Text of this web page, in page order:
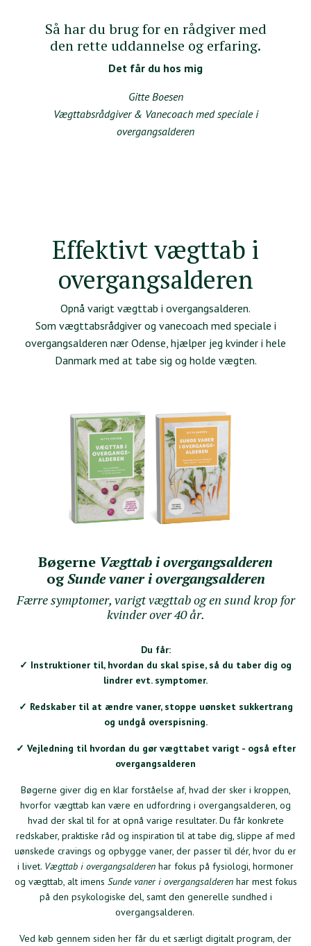
Så har du brug for en rådgiver med
den rette uddannelse og erfaring.
Det får du hos mig
Gitte Boesen
Vægttabsrådgiver & Vanecoach med speciale i
overgangsalderen
Effektivt vægttab i
overgangsalderen
Opnå varigt vægttab i overgangsalderen.
Som vægttabsrådgiver og vanecoach med speciale i
overgangsalderen nær Odense, hjælper jeg kvinder i hele
Danmark med at tabe sig og holde vægten.
Bøgerne Vægttab i overgangsalderen
ogSunde vaner i overgangsalderen
Færre symptomer, varigt vægttab og en sund krop for
kvinder over 40 år.
Du får:
✓ Instruktioner til, hvordan du skal spise, så du taber dig og
lindrer evt. symptomer.
✓ Redskaber til at ændre vaner, stoppe uønsket sukkertrang
og undgå overspisning.
✓ Vejledning til hvordan du gør vægttabet varigt - også efter
overgangsalderen
Bøgerne giver dig en klar forståelse af, hvad der sker i kroppen,
hvorfor vægttab kan være en udfordring i overgangsalderen, og
hvad der skal til for at opnå varige resultater. Du får konkrete
redskaber, praktiske råd og inspiration til at tabe dig, slippe af med
uønskede cravings og opbygge vaner, der passer til dér, hvor du er
i livet. Vægttab i overgangsalderen har fokus på fysiologi, hormoner
og vægttab, alt imens Sunde vaner i overgangsalderenhar mest fokus
på den psykologiske del, samt den generelle sundhed i
overgangsalderen.
Ved køb gennem siden her får du et særligt digitalt program, der